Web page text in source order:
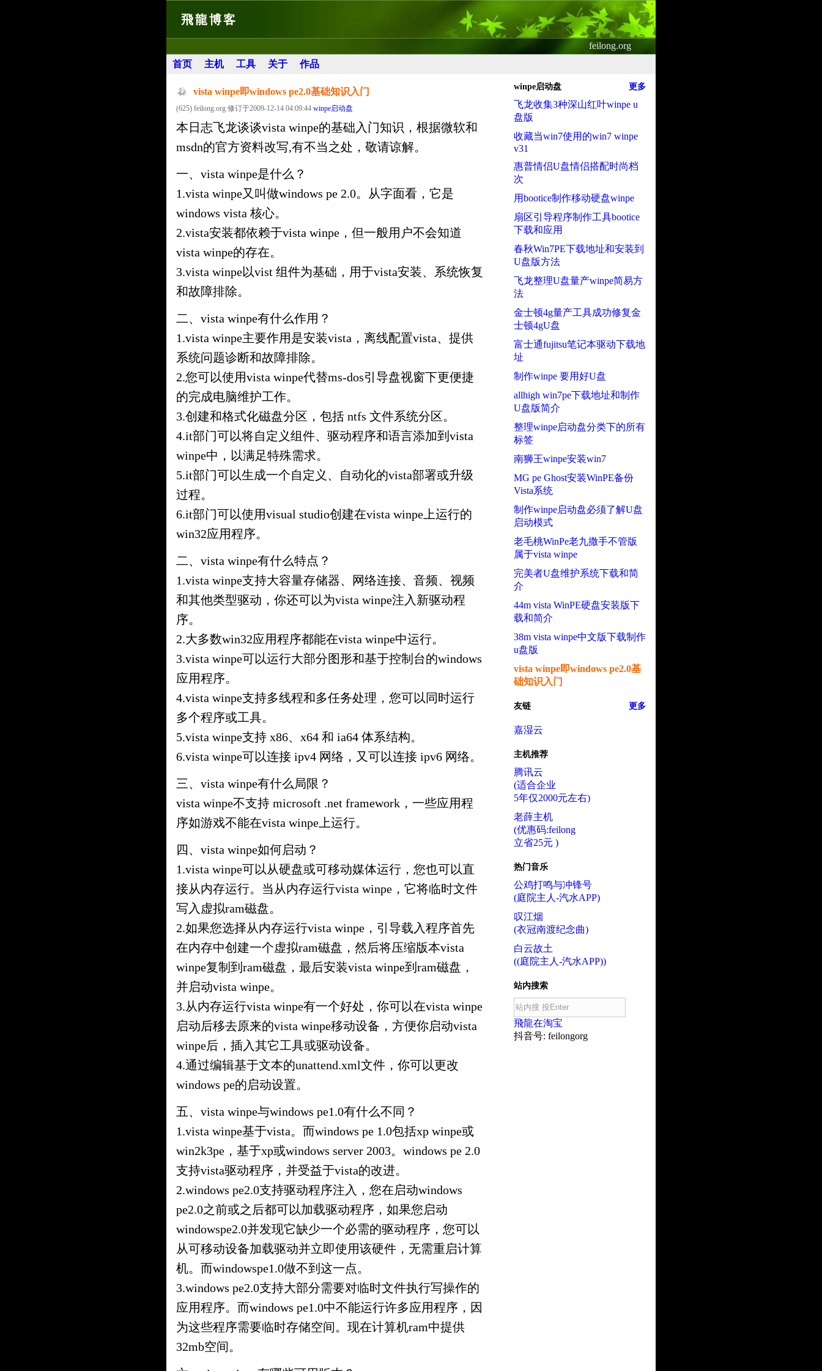
飛龍博客
feilong.org
首页
主机 工具 关于 作品
vista winpe即windows pe2.0基础知识入门
(625) feilong.org 修订于2009-12-14 04:09:44 winpe启动盘
本日志飞龙谈谈vista winpe的基础入门知识，根据微软和
msdn的官方资料改写,有不当之处，敬请谅解。
一、vista winpe是什么？
1.vista winpe又叫做windows pe 2.0。从字面看，它是
windows vista 核心。
2.vista安装都依赖于vista winpe，但一般用户不会知道
vista winpe的存在。
3.vista winpe以vist 组件为基础，用于vista安装、系统恢复
和故障排除。
二、vista winpe有什么作用？
1.vista winpe主要作用是安装vista，离线配置vista、提供
系统问题诊断和故障排除。
2.您可以使用vista winpe代替ms-dos引导盘视窗下更便捷
的完成电脑维护工作。
3.创建和格式化磁盘分区，包括 ntfs 文件系统分区。
4.it部门可以将自定义组件、驱动程序和语言添加到vista
winpe中，以满足特殊需求。
5.it部门可以生成一个自定义、自动化的vista部署或升级
过程。
6.it部门可以使用visual studio创建在vista winpe上运行的
win32应用程序。
二、vista winpe有什么特点？
1.vista winpe支持大容量存储器、网络连接、音频、视频
和其他类型驱动，你还可以为vista winpe注入新驱动程
序。
2.大多数win32应用程序都能在vista winpe中运行。
3.vista winpe可以运行大部分图形和基于控制台的windows
应用程序。
4.vista winpe支持多线程和多任务处理，您可以同时运行
多个程序或工具。
5.vista winpe支持 x86、x64 和 ia64 体系结构。
6.vista winpe可以连接 ipv4 网络，又可以连接 ipv6 网络。
三、vista winpe有什么局限？
vista winpe不支持 microsoft .net framework，一些应用程
序如游戏不能在vista winpe上运行。
四、vista winpe如何启动？
1.vista winpe可以从硬盘或可移动媒体运行，您也可以直
接从内存运行。当从内存运行vista winpe，它将临时文件
写入虚拟ram磁盘。
2.如果您选择从内存运行vista winpe，引导载入程序首先
在内存中创建一个虚拟ram磁盘，然后将压缩版本vista
winpe复制到ram磁盘，最后安装vista winpe到ram磁盘，
并启动vista winpe。
3.从内存运行vista winpe有一个好处，你可以在vista winpe
启动后移去原来的vista winpe移动设备，方便你启动vista
winpe后，插入其它工具或驱动设备。
4.通过编辑基于文本的unattend.xml文件，你可以更改
windows pe的启动设置。
五、vista winpe与windows pe1.0有什么不同？
1.vista winpe基于vista。而windows pe 1.0包括xp winpe或
win2k3pe，基于xp或windows server 2003。windows pe 2.0
支持vista驱动程序，并受益于vista的改进。
2.windows pe2.0支持驱动程序注入，您在启动windows
pe2.0之前或之后都可以加载驱动程序，如果您启动
windowspe2.0并发现它缺少一个必需的驱动程序，您可以
从可移动设备加载驱动并立即使用该硬件，无需重启计算
机。而windowspe1.0做不到这一点。
3.windows pe2.0支持大部分需要对临时文件执行写操作的
应用程序。而windows pe1.0中不能运行许多应用程序，因
为这些程序需要临时存储空间。现在计算机ram中提供
32mb空间。
winpe启动盘 更多
飞龙收集3种深山红叶winpe u
盘版
收藏当win7使用的win7 winpe
v31
惠普情侣U盘情侣搭配时尚档
次
用bootice制作移动硬盘winpe
扇区引导程序制作工具bootice
下载和应用
春秋Win7PE下载地址和安装到
U盘版方法
飞龙整理U盘量产winpe简易方
法
金士顿4g量产工具成功修复金
士顿4gU盘
富士通fujitsu笔记本驱动下载地
址
制作winpe 要用好U盘
allhigh win7pe下载地址和制作
U盘版简介
整理winpe启动盘分类下的所有
标签
南狮王winpe安装win7
MG pe Ghost安装WinPE备份
Vista系统
制作winpe启动盘必须了解U盘
启动模式
老毛桃WinPe老九撒手不管版
属于vista winpe
完美者U盘维护系统下载和简
介
44m vista WinPE硬盘安装版下
载和简介
38m vista winpe中文版下载制作
u盘版
vista winpe即windows pe2.0基
础知识入门
友链 更多
嘉湿云
主机推荐
腾讯云
(适合企业
5年仅2000元左右)
老薛主机
(优惠码:feilong
立省25元 )
热门音乐
公鸡打鸣与冲锋号
(庭院主人-汽水APP)
叹江烟
(衣冠南渡纪念曲)
白云故土
((庭院主人-汽水APP))
站内搜索
飛龍在淘宝
抖音号: feilongorg